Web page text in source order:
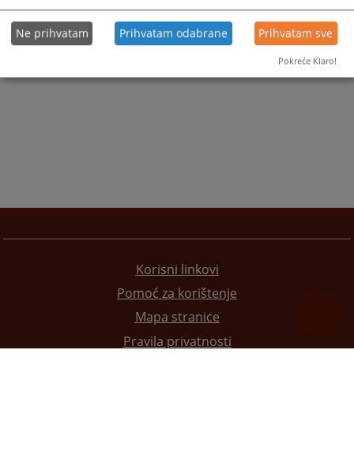
Korisni linkovi
Pomoć za korištenje
Mapa stranice
Pravila privatnosti
Ne prihvatam Prihvatam odabrane Prihvatam sve
Pokreće Klaro!